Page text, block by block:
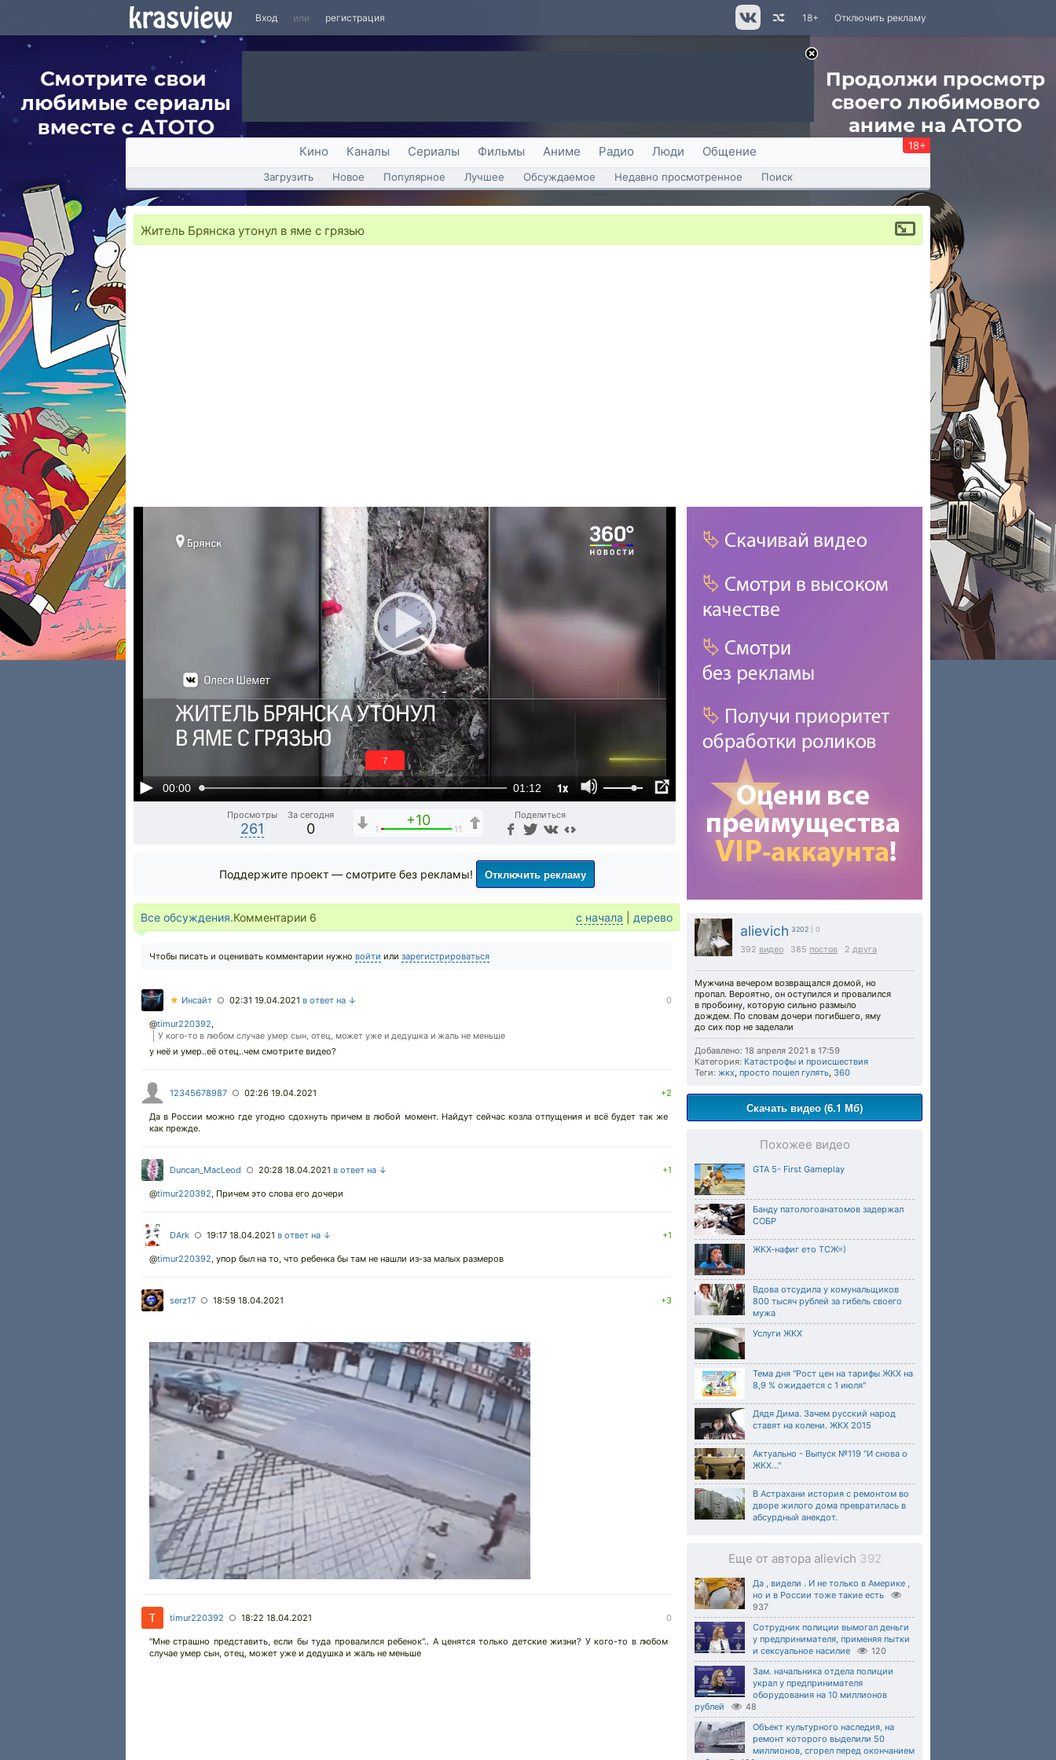
Вход или регистрация Отключить рекламу
18+
Кино Каналы Сериалы Фильмы Аниме Радио Люди Общение 18+
Загрузить Новое Популярное Лучшее Обсуждаемое Недавно просмотренное Поиск
Житель Брянска утонул в яме с грязью
00:00 01:12 1x
6
Просмотры
261
За сегодня
0
+10
1 11
Поделиться
alievich 3202 | 0
392 видео 385 постов 2 друга
Мужчина вечером возвращался домой, но
пропал. Вероятно, он оступился и провалился
в пробоину, которую сильно размыло
дождем. По словам дочери погибшего, яму
до сих пор не заделали
Добавлено: 18 апреля 2021 в 17:59
Категория: Катастрофы и происшествия
Теги: жкх, просто пошел гулять, 360
Скачать видео (6.1 Мб)
Похожее видео
GTA 5- First Gameplay
Банду патологоанатомов задержал
СОБР
ЖКХ-нафиг ето ТСЖ=)
Вдова отсудила у комунальщиков
800 тысяч рублей за гибель своего
мужа
Услуги ЖКХ
Тема дня "Рост цен на тарифы ЖКХ на
8,9 % ожидается с 1 июля"
Дядя Дима. Зачем русский народ
ставят на колени. ЖКХ 2015
Актуально - Выпуск №119 "И снова о
ЖКХ..."
В Астрахани история с ремонтом во
дворе жилого дома превратилась в
абсурдный анекдот.
Еще от автора alievich 392
Да , видели . И не только в Америке ,
но и в России тоже такие есть
937
Сотрудник полиции вымогал деньги
у предпринимателя, применяя пытки
и сексуальное насилие
120
Зам. начальника отдела полиции
украл у предпринимателя
оборудования на 10 миллионов
рублей
48
Объект культурного наследия, на
ремонт которого выделили 50
миллионов, сгорел перед окончанием
Поддержите проект — смотрите без рекламы! Отключить рекламу
Все обсуждения.Комментарии 6 с начала дерево
Чтобы писать и оценивать комментарии нужно войти или зарегистрироваться
★ Инсайт ○ 02:31 19.04.2021 в ответ на ↓ 0
@timur220392,
У кого-то в любом случае умер сын, отец, может уже и дедушка и жаль не меньше
у неё и умер..её отец..чем смотрите видео?
12345678987 ○ 02:26 19.04.2021 +2
Да в России можно где угодно сдохнуть причем в любой момент. Найдут сейчас козла отпущения и всё будет так же
как прежде.
Duncan_MacLeod ○ 20:28 18.04.2021 в ответ на ↓ +1
@timur220392, Причем это слова его дочери
DArk ○ 19:17 18.04.2021 в ответ на ↓ +1
@timur220392, упор был на то, что ребенка бы там не нашли из-за малых размеров
serz17 ○ 18:59 18.04.2021 +3
timur220392 ○ 18:22 18.04.2021 0
"Мне страшно представить, если бы туда провалился ребенок".. А ценятся только детские жизни? У кого-то в любом
случае умер сын, отец, может уже и дедушка и жаль не меньше